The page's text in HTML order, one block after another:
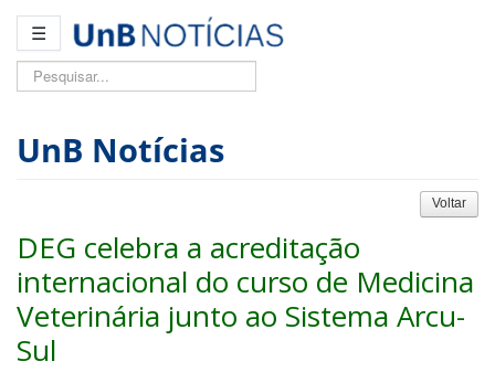
☰
Pesquisar...
UnB Notícias
Voltar
DEG celebra a acreditação
internacional do curso de Medicina
Veterinária junto ao Sistema Arcu-
Sul